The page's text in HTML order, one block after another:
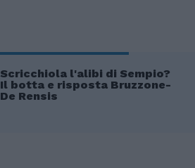
Scricchiola l'alibi di Sempio?
Il botta e risposta Bruzzone-
De Rensis